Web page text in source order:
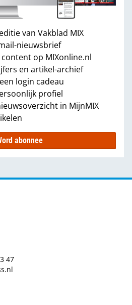
van Vakblad MIX
nieuwsbrief
op MIXonline.nl
en artikel-archief
login cadeau
profiel
in MijnMIX
abonnee
47